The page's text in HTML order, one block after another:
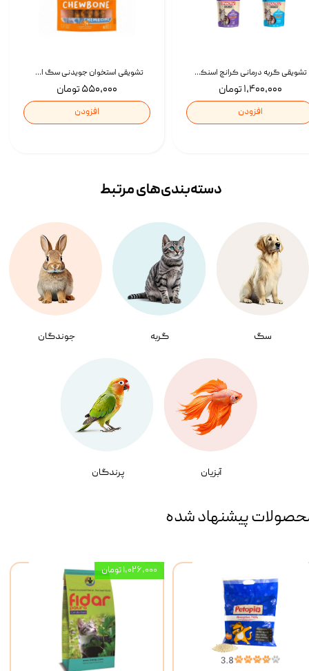
تشویقی استخوان جویدنی سگ اسنکی کرانچی با طعم مرغ Snacky Crunchy Munchy وزن 100 گرم
۵۵۰,۰۰۰ تومان
افزودن
تشویقی گربه درمانی کرانچ اسنکی با طعم میکس Snacky Crunch Cat Treats وزن 60 گرم بسته 4 عددی
۱,۴۰۰,۰۰۰ تومان
افزودن
سگ گربه جوندگان
آبزیان پرندگان
دسته‌بندی‌‌های مرتبط
پیشنهاد شده
۱,۰۲۶,۰۰۰ تومان